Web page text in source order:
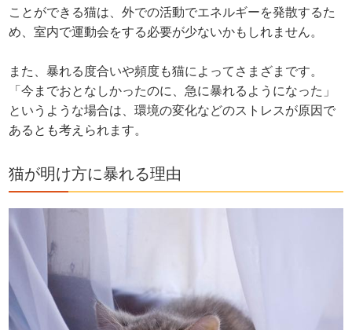
ことができる猫は、外での活動でエネルギーを発散するた
め、室内で運動会をする必要が少ないかもしれません。
また、暴れる度合いや頻度も猫によってさまざまです。
「今までおとなしかったのに、急に暴れるようになった」
というような場合は、環境の変化などのストレスが原因で
あるとも考えられます。
猫が明け方に暴れる理由